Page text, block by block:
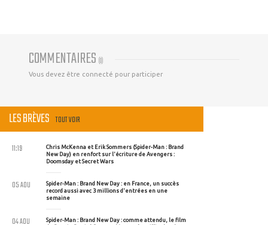
COMMENTAIRES (0)
Vous devez être connecté pour participer
LES BRÈVES TOUT VOIR
Chris McKenna et Erik Sommers (Spider-Man : Brand
New Day) en renfort sur l'écriture de Avengers :
Doomsday et Secret Wars
11:19
Spider-Man : Brand New Day : en France, un succès
record aussi avec 3 millions d'entrées en une
semaine
05 AOU
Spider-Man : Brand New Day : comme attendu, le film
04 AOU